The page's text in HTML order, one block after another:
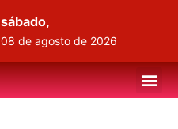
sábado,
08 de agosto de 2026